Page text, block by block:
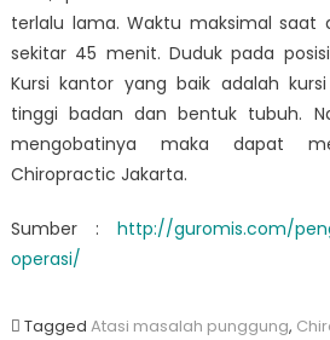
terlalu lama. Waktu maksimal saat
sekitar 45 menit. Duduk pada
Kursi kantor yang baik adalah
tinggi badan dan bentuk tubuh.
mengobatinya maka dapat
Chiropractic Jakarta.
Sumber :http://guromis.com/
operasi/
Tagged Atasi masalah punggung,